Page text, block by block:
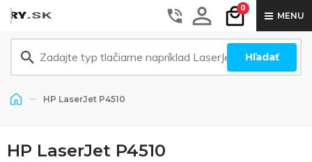
0
MENU
Hľadať
HP LaserJet P4510
HP LaserJet P4510